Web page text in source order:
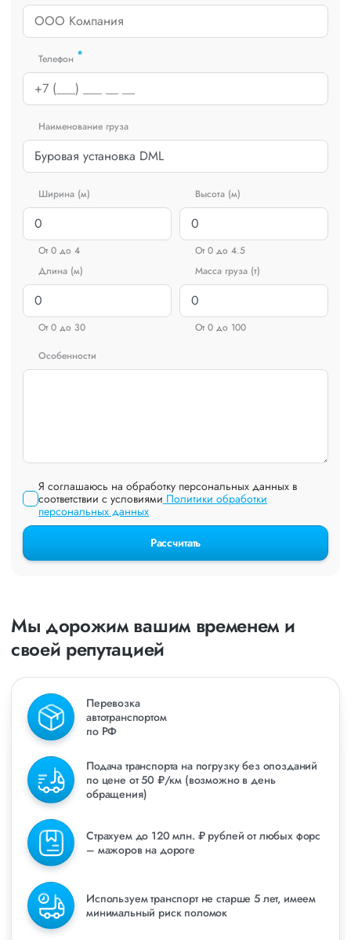
Телефон *
Наименование груза
Ширина (м)
От 0 до 4
Высота (м)
От 0 до 4.5
Длина (м)
От 0 до 30
Масса груза (т)
От 0 до 100
Особенности
Я соглашаюсь на обработку персональных данных в
соответствии с условиями Политики обработки
персональных данных
Рассчитать
Мы дорожим вашим временем и
своей репутацией
Перевозка
автотранспортом
по РФ
Подача транспорта на погрузку без опозданий
по цене от 50 ₽/км (возможно в день
обращения)
Страхуем до 120 млн. ₽ рублей от любых форс
– мажоров на дороге
Используем транспорт не старше 5 лет, имеем
минимальный риск поломок